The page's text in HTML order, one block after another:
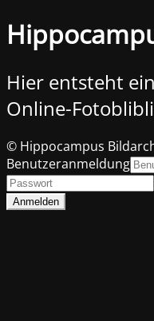
Hier entsteht
Online-
© Hippocampus
Benutzeranmeldung